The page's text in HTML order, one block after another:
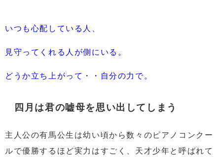
いつも心配している人、
見守ってくれる人が側にいる。
どうか立ち上がって・・自分の力で。
四月は君の嘘母を思い出してしまう
主人公の有馬公生は幼い頃から数々のピアノコンクー
ルで優勝するほど実力はすごく、天才少年と呼ばれて